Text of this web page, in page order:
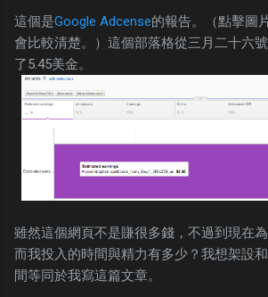
這個是Google Adcense的報告。（點擊圖
會比較清楚。）這個部落格從三月二十六
了5.45美金。
雖然這個網頁不是賺很多錢，不過到現在為
而我投入的時間與精力有多少？我想架設
間等同於我寫這篇文章。